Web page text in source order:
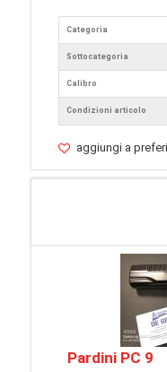
Categoria
Sottocategoria
Calibro
Condizioni articolo
aggiungi a
Pardini PC 9